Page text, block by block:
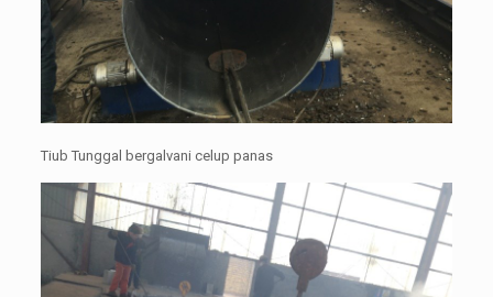
Tiub Tunggal bergalvani celup panas